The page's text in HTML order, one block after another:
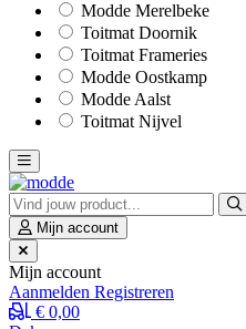
Modde Merelbeke
Toitmat Doornik
Toitmat Frameries
Modde Oostkamp
Modde Aalst
Toitmat Nijvel
Mijn account
Mijn account
Aanmelden Registreren
€ 0,00